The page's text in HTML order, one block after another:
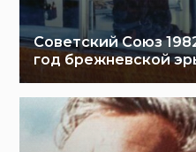
Советский Союз
год брежневской